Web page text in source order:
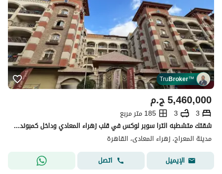
TruBroker™
ج.م5,460,000
3
3
185 متر مربع
شقتك متشطبه الترا سوبر لوكس في قلب زهراء المعادي وداخل كمبوند باقي اخر مساحتين فقط 195 و185متر متاح معاينه دلوقتي تعالى اقولك التفاصيل
مدينة المعراج، زهراء المعادى، القاهرة
الإيميل
اتصل